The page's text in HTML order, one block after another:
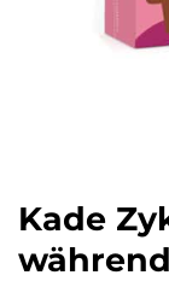
Kade